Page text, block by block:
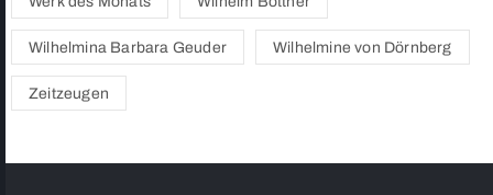
Wilhelmina Barbara Geuder Wilhelmine von Dörnberg
Zeitzeugen